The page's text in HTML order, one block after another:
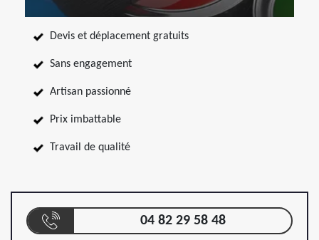
Devis et déplacement gratuits
Sans engagement
Artisan passionné
Prix imbattable
Travail de qualité
04 82 29 58 48